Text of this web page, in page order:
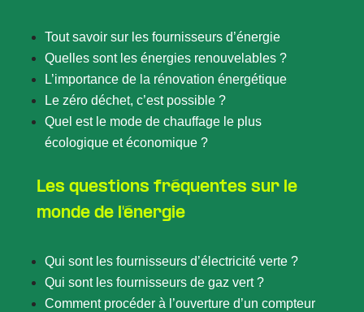
Tout savoir sur les fournisseurs d’énergie
Quelles sont les énergies renouvelables ?
L’importance de la rénovation énergétique
Le zéro déchet, c’est possible ?
Quel est le mode de chauffage le plus
écologique et économique ?
Les questions fréquentes sur le
monde de l'énergie
Qui sont les fournisseurs d’électricité verte ?
Qui sont les fournisseurs de gaz vert ?
Comment procéder à l’ouverture d’un compteur